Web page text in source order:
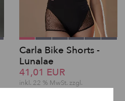
Carla Bike Shorts -
Lunalae
41,01 EUR
inkl. 22 % MwSt. zzgl.